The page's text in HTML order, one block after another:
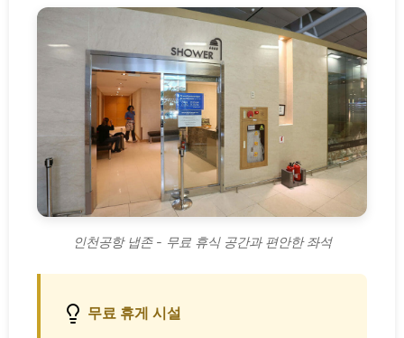
인천공항 냅존 - 무료 휴식 공간과 편안한 좌석
무료 휴게 시설